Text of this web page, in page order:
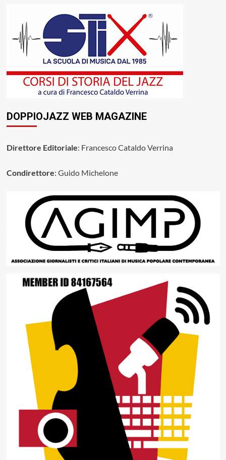
DOPPIOJAZZ WEB MAGAZINE
Direttore Editoriale: Francesco Cataldo Verrina
Condirettore: Guido Michelone